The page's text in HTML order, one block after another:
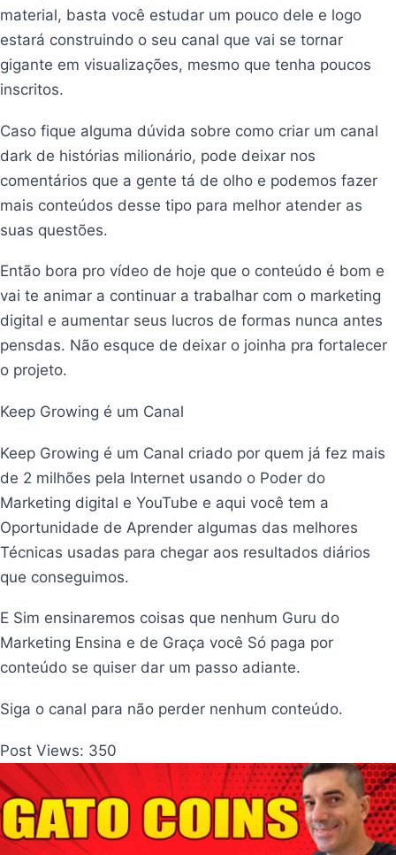
material, basta você estudar um pouco dele e logo
estará construindo o seu canal que vai se tornar
gigante em visualizações, mesmo que tenha poucos
inscritos.
Caso fique alguma dúvida sobre como criar um canal
dark de histórias milionário, pode deixar nos
comentários que a gente tá de olho e podemos fazer
mais conteúdos desse tipo para melhor atender as
suas questões.
Então bora pro vídeo de hoje que o conteúdo é bom e
vai te animar a continuar a trabalhar com o marketing
digital e aumentar seus lucros de formas nunca antes
pensdas. Não esquce de deixar o joinha pra fortalecer
o projeto.
Keep Growing é um Canal
Keep Growing é um Canal criado por quem já fez mais
de 2 milhões pela Internet usando o Poder do
Marketing digital e YouTube e aqui você tem a
Oportunidade de Aprender algumas das melhores
Técnicas usadas para chegar aos resultados diários
que conseguimos.
E Sim ensinaremos coisas que nenhum Guru do
Marketing Ensina e de Graça você Só paga por
conteúdo se quiser dar um passo adiante.
Siga o canal para não perder nenhum conteúdo.
Post Views: 350